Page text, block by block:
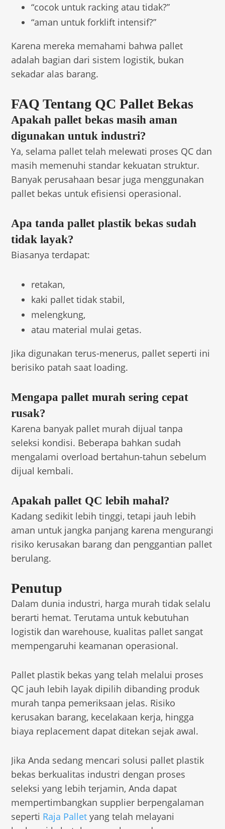
“cocok untuk racking atau tidak?”
“aman untuk forklift intensif?”
Karena mereka memahami bahwa pallet
adalah bagian dari sistem logistik, bukan
sekadar alas barang.
FAQ Tentang QC Pallet Bekas
Apakah pallet bekas masih aman
digunakan untuk industri?
Ya, selama pallet telah melewati proses QC dan
masih memenuhi standar kekuatan struktur.
Banyak perusahaan besar juga menggunakan
pallet bekas untuk efisiensi operasional.
Apa tanda pallet plastik bekas sudah
tidak layak?
Biasanya terdapat:
retakan,
kaki pallet tidak stabil,
melengkung,
atau material mulai getas.
Jika digunakan terus-menerus, pallet seperti ini
berisiko patah saat loading.
Mengapa pallet murah sering cepat
rusak?
Karena banyak pallet murah dijual tanpa
seleksi kondisi. Beberapa bahkan sudah
mengalami overload bertahun-tahun sebelum
dijual kembali.
Apakah pallet QC lebih mahal?
Kadang sedikit lebih tinggi, tetapi jauh lebih
aman untuk jangka panjang karena mengurangi
risiko kerusakan barang dan penggantian pallet
berulang.
Penutup
Dalam dunia industri, harga murah tidak selalu
berarti hemat. Terutama untuk kebutuhan
logistik dan warehouse, kualitas pallet sangat
mempengaruhi keamanan operasional.
Pallet plastik bekas yang telah melalui proses
QC jauh lebih layak dipilih dibanding produk
murah tanpa pemeriksaan jelas. Risiko
kerusakan barang, kecelakaan kerja, hingga
biaya replacement dapat ditekan sejak awal.
Jika Anda sedang mencari solusi pallet plastik
bekas berkualitas industri dengan proses
seleksi yang lebih terjamin, Anda dapat
mempertimbangkan supplier berpengalaman
seperti Raja Pallet yang telah melayani